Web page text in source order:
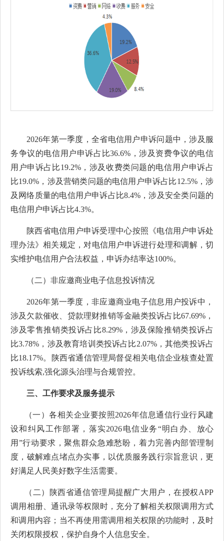
2026年第一季度，全省电信用户申诉问题中，涉及服
务争议的电信用户申诉占比36.6%，涉及资费争议的电信
用户申诉占比19.2%，涉及收费类问题的电信用户申诉占
比19.0%，涉及营销类问题的电信用户申诉占比12.5%，涉
及网络质量的电信用户申诉占比8.4%，涉及安全类问题的
电信用户申诉占比4.3%。
陕西省电信用户申诉受理中心按照《电信用户申诉处
理办法》相关规定，对电信用户申诉进行处理和调解，切
实维护电信用户合法权益，申诉办结率达100%。
（二）非应邀商业电子信息投诉情况
2026年第一季度，非应邀商业电子信息用户投诉中，
涉及欠款催收、贷款理财推销等金融类投诉占比67.69%，
涉及零售推销类投诉占比8.29%，涉及保险推销类投诉占
比3.78%，涉及教育培训类投诉占比2.07%，其他类投诉占
比18.17%。陕西省通信管理局督促相关电信企业核查处置
投诉线索,强化源头治理与合规管控。
三、 工作要求及服务提示
（一）各相关企业要按照2026年信息通信行业行风建
设和纠风工作部署，落实2026电信业务“明白办、放心
用”行动要求，聚焦群众急难愁盼，着力完善内部管理制
度，破解难点堵点办实事，以优质服务践行宗旨意识，更
好满足人民美好数字生活需要。
（二）陕西省通信管理局提醒广大用户，在授权APP
调用相册、通讯录等权限时，充分了解相关权限调用方式
和调用内容；当不再使用需调用相关权限的功能时，及时
关闭权限授权，保护自身个人信息安全。